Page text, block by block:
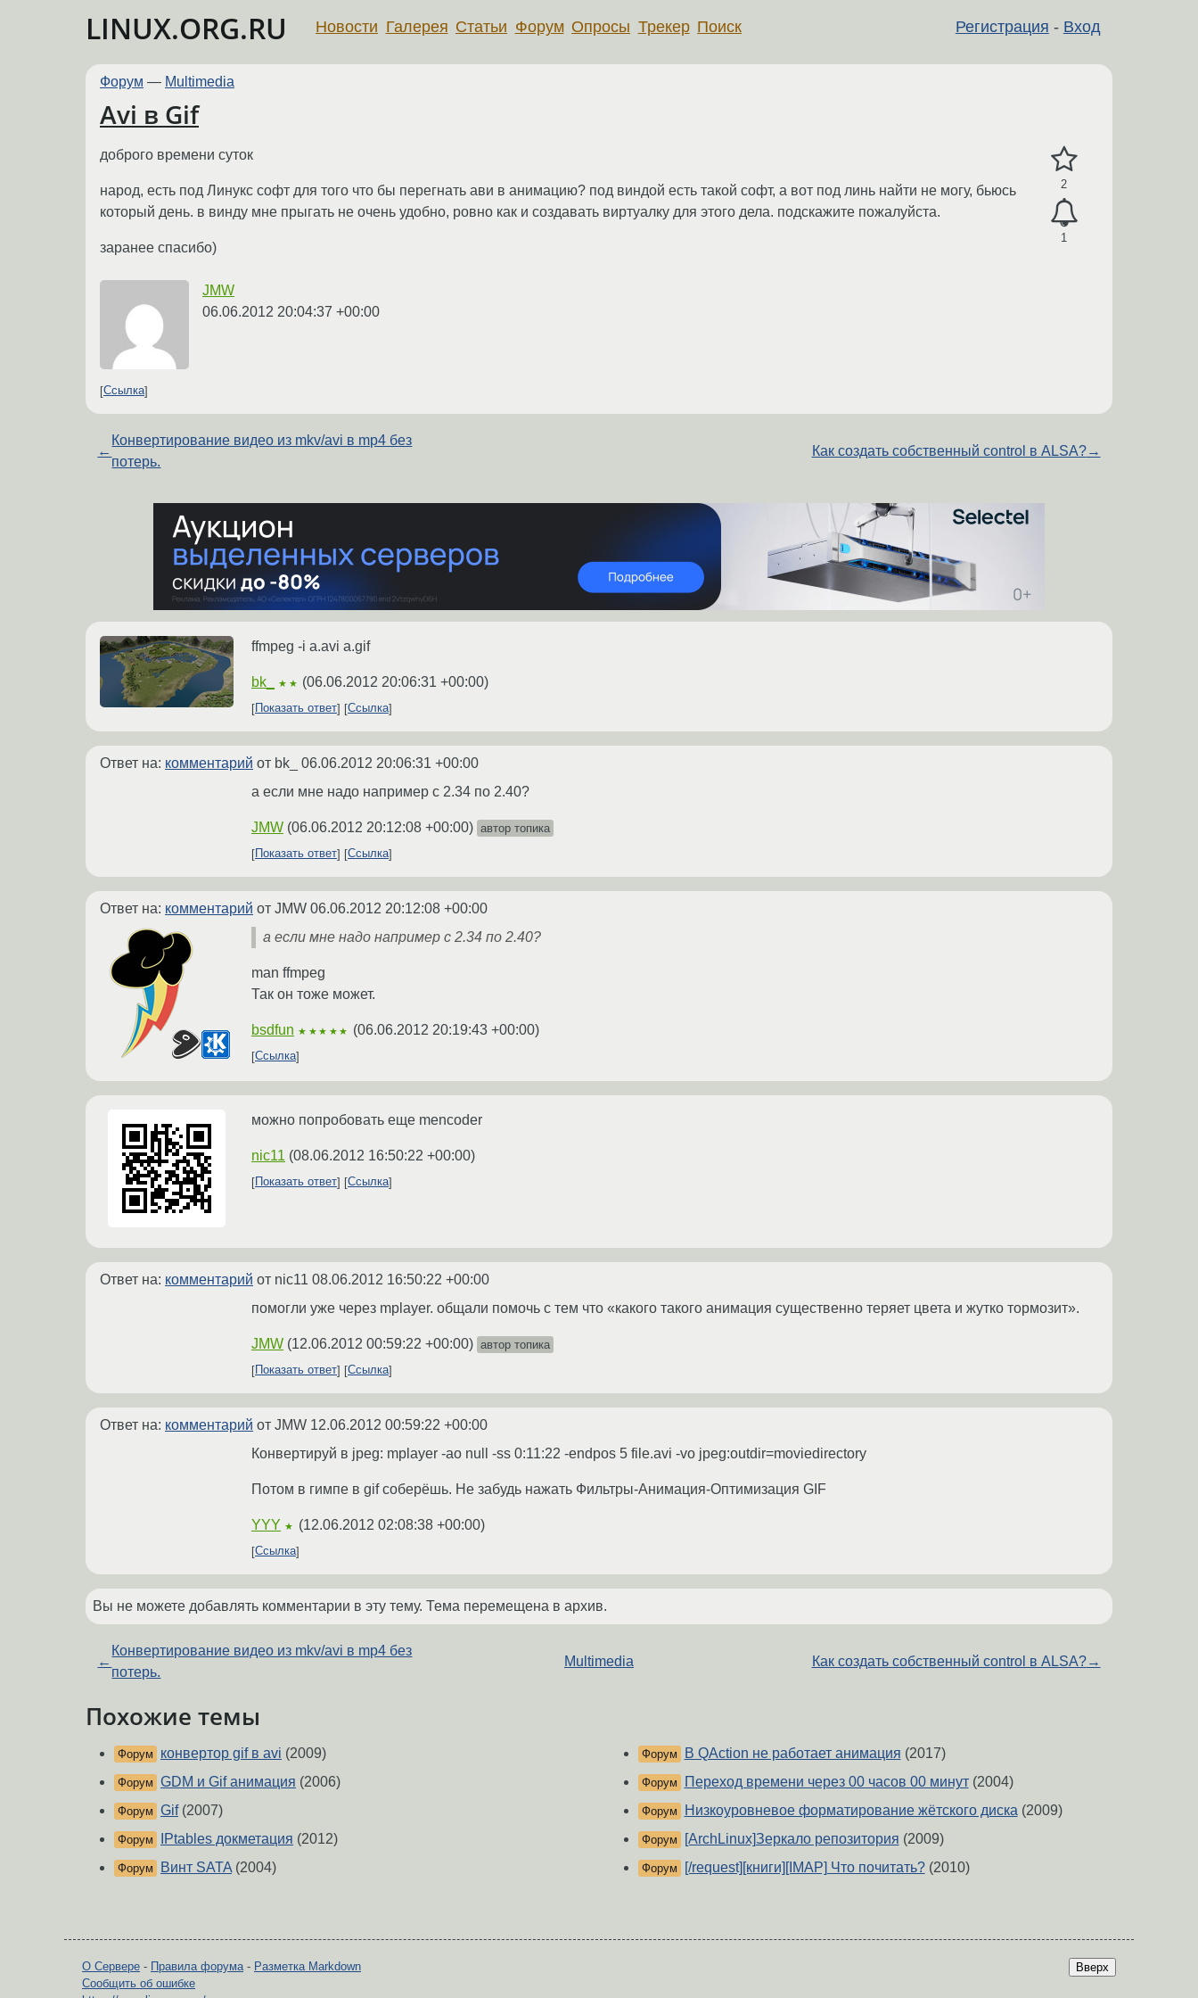
LINUX.ORG.RU Регистрация - Вход
Новости Галерея Статьи Форум Опросы Трекер Поиск
Форум — Multimedia
Avi в Gif
2
1
доброго времени суток
народ, есть под Линукс софт для того что бы перегнать ави в анимацию? под виндой есть такой софт, а вот под линь найти не могу, бьюсь
который день. в винду мне прыгать не очень удобно, ровно как и создавать виртуалку для этого дела. подскажите пожалуйста.
заранее спасибо)
JMW
06.06.2012 20:04:37 +00:00
Ссылка
←
Конвертирование видео из mkv/avi в mp4 без
потерь.
Как создать собственный control в ALSA?→
ffmpeg -i a.avi a.gif
bk_ ★★ (06.06.2012 20:06:31 +00:00)
Показать ответ Ссылка
Ответ на: комментарий от bk_ 06.06.2012 20:06:31 +00:00
а если мне надо например с 2.34 по 2.40?
JMW (06.06.2012 20:12:08 +00:00) автор топика
Показать ответ
Ссылка
Ответ на: комментарий от JMW 06.06.2012 20:12:08 +00:00
а если мне надо например с 2.34 по 2.40?
man ffmpeg
Так он тоже может.
bsdfun ★★★★★ (06.06.2012 20:19:43 +00:00)
Ссылка
можно попробовать еще mencoder
nic11 (08.06.2012 16:50:22 +00:00)
Показать ответ Ссылка
Ответ на: комментарий от nic11 08.06.2012 16:50:22 +00:00
помогли уже через mplayer. общали помочь с тем что «какого такого анимация существенно теряет цвета и жутко тормозит».
JMW (12.06.2012 00:59:22 +00:00) автор топика
Показать ответ
Ссылка
Ответ на: комментарий от JMW 12.06.2012 00:59:22 +00:00
Конвертируй в jpeg: mplayer -ao null -ss 0:11:22 -endpos 5 file.avi -vo jpeg:outdir=moviedirectory
Потом в гимпе в gif соберёшь. Не забудь нажать Фильтры-Анимация-Оптимизация GIF
YYY ★ (12.06.2012 02:08:38 +00:00)
Ссылка
Вы не можете добавлять комментарии в эту тему. Тема перемещена в архив.
←
Конвертирование видео из mkv/avi в mp4 без
потерь.
Multimedia Как создать собственный control в ALSA?→
Похожие темы
Форум конвертор gif в avi (2009)
Форум GDM и Gif анимация (2006)
Форум Gif(2007)
Форум IPtables докметация (2012)
Форум Винт SATA(2004)
Форум В QAction не работает анимация (2017)
Форум Переход времени через 00 часов 00 минут(2004)
Форум Низкоуровневое форматирование жётского диска(2009)
Форум [ArchLinux]Зеркало репозитория (2009)
Форум [/request][книги][IMAP] Что почитать?(2010)
Вверх
О Сервере - Правила форума- Разметка Markdown
Сообщить об ошибке